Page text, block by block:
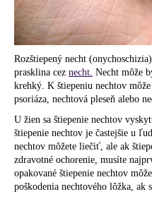
Rozštiepený necht
prasklina cez necht. Necht môže
krehký. K štiepeniu nechtov
psoriáza, nechtová pleseň alebo
U žien sa štiepenie nechtov
štiepenie nechtov je častejšie u
nechtov môžete liečiť, ale ak
zdravotné ochorenie, musíte
opakované štiepenie nechtov
poškodenia nechtového lôžka, ak
HĽADAŤ
O
d
p
o
r